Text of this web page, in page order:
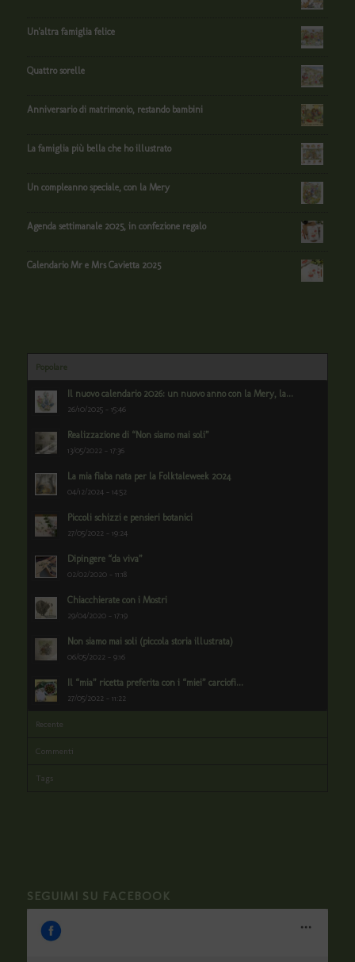
Un'altra famiglia felice
Quattro sorelle
Anniversario di matrimonio, restando bambini
La famiglia più bella che ho illustrato
Un compleanno speciale, con la Mery
Agenda settimanale 2025, in confezione regalo
Calendario Mr e Mrs Cavietta 2025
Popolare
Il nuovo calendario 2026: un nuovo anno con la Mery, la...
26/10/2025 - 15:46
Realizzazione di “Non siamo mai soli”
13/05/2022 - 17:36
La mia fiaba nata per la Folktaleweek 2024
04/12/2024 - 14:52
Piccoli schizzi e pensieri botanici
27/05/2022 - 19:24
Dipingere “da viva”
02/02/2020 - 11:18
Chiacchierate con i Mostri
29/04/2020 - 17:19
Non siamo mai soli (piccola storia illustrata)
06/05/2022 - 9:16
Il “mia” ricetta preferita con i “miei” carciofi...
27/05/2022 - 11:22
Recente
Commenti
Tags
SEGUIMI SU FACEBOOK